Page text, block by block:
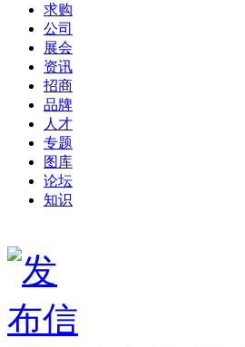
求购
公司
展会
资讯
招商
品牌
人才
专题
图库
论坛
知识